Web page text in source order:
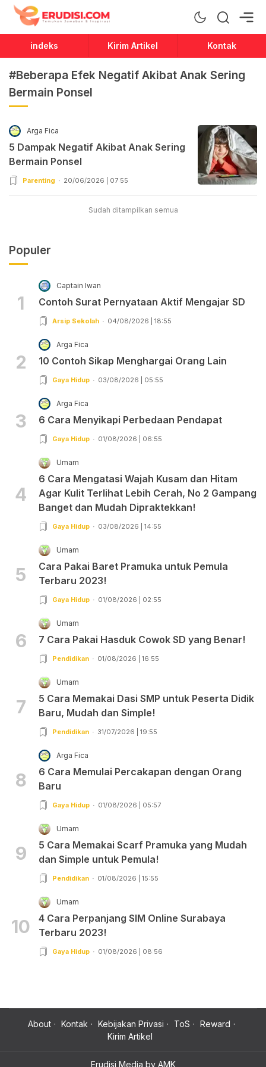
Erudisi
Temukan Jawaban dan Inspirasi
indeks Kirim Artikel Kontak
#Beberapa Efek Negatif Akibat Anak Sering
Bermain Ponsel
Arga Fica
5 Dampak Negatif Akibat Anak Sering
Bermain Ponsel
Parenting 20/06/2026 | 07:55
Sudah ditampilkan semua
Populer
1
Captain Iwan
Contoh Surat Pernyataan Aktif Mengajar SD
Arsip Sekolah 04/08/2026 | 18:55
2
Arga Fica
10 Contoh Sikap Menghargai Orang Lain
Gaya Hidup 03/08/2026 | 05:55
3
Arga Fica
6 Cara Menyikapi Perbedaan Pendapat
Gaya Hidup 01/08/2026 | 06:55
4
Umam
6 Cara Mengatasi Wajah Kusam dan Hitam
Agar Kulit Terlihat Lebih Cerah, No 2 Gampang
Banget dan Mudah Dipraktekkan!
Gaya Hidup 03/08/2026 | 14:55
5
Umam
Cara Pakai Baret Pramuka untuk Pemula
Terbaru 2023!
Gaya Hidup 01/08/2026 | 02:55
6
Umam
7 Cara Pakai Hasduk Cowok SD yang Benar!
Pendidikan 01/08/2026 | 16:55
7
Umam
5 Cara Memakai Dasi SMP untuk Peserta Didik
Baru, Mudah dan Simple!
Pendidikan 31/07/2026 | 19:55
8
Arga Fica
6 Cara Memulai Percakapan dengan Orang
Baru
Gaya Hidup 01/08/2026 | 05:57
9
Umam
5 Cara Memakai Scarf Pramuka yang Mudah
dan Simple untuk Pemula!
Pendidikan 01/08/2026 | 15:55
10
Umam
4 Cara Perpanjang SIM Online Surabaya
Terbaru 2023!
Gaya Hidup 01/08/2026 | 08:56
About Kontak Kebijakan Privasi ToS
Reward
Kirim Artikel
Erudisi Media by AMK